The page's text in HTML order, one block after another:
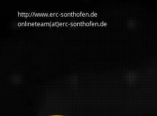
http://www.erc-sonthofen.de
onlineteam(at)erc-sonthofen.de